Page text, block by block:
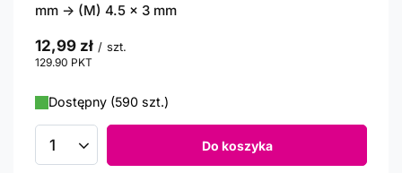
mm -> (M) 4.5 x 3 mm
12,99 zł / szt.
129.90 PKT
Dostępny (590 szt.)
Ilość produktów Do koszyka